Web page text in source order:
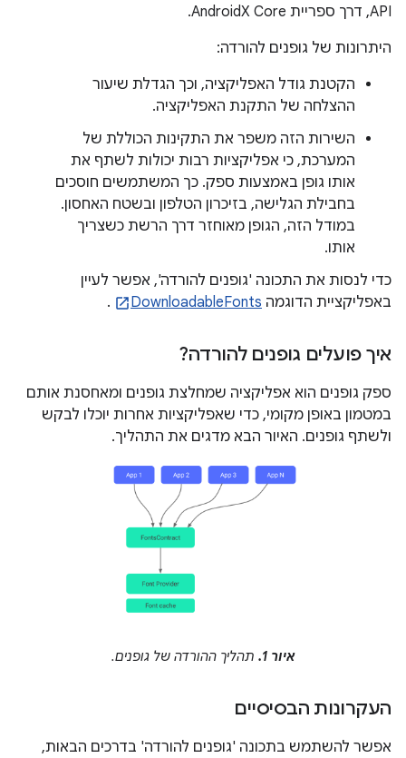
API, דרך ספריית AndroidX Core.
היתרונות של גופנים להורדה:
הקטנת גודל האפליקציה, וכך הגדלת שיעור
ההצלחה של התקנת האפליקציה.
השירות הזה משפר את התקינות הכוללת של
המערכת, כי אפליקציות רבות יכולות לשתף את
אותו גופן באמצעות ספק. כך המשתמשים חוסכים
בחבילת הגלישה, בזיכרון הטלפון ובשטח האחסון.
במודל הזה, הגופן מאוחזר דרך הרשת כשצריך
אותו.
כדי לנסות את התכונה 'גופנים להורדה', אפשר לעיין
באפליקציית הדוגמה DownloadableFonts
.
איך פועלים גופנים להורדה?
ספק גופנים הוא אפליקציה שמחלצת גופנים ומאחסנת אותם
במטמון באופן מקומי, כדי שאפליקציות אחרות יוכלו לבקש
ולשתף גופנים. האיור הבא מדגים את התהליך.
איור 1. תהליך ההורדה של גופנים.
העקרונות הבסיסיים
אפשר להשתמש בתכונה 'גופנים להורדה' בדרכים הבאות,